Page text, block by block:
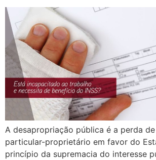
A desapropriação pública é a perda
particular-proprietário em favor do
princípio da supremacia do interesse